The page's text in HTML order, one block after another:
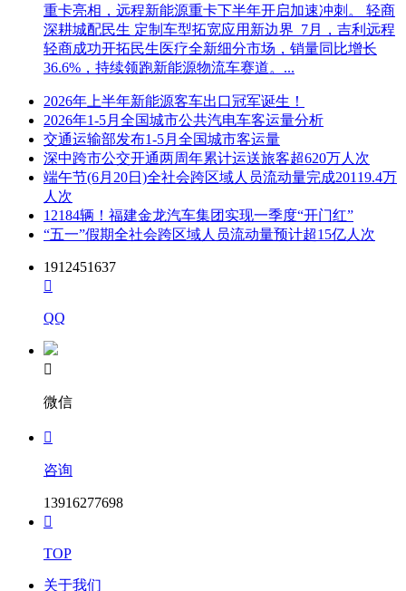
重卡亮相，远程新能源重卡下半年开启加速冲刺。 轻商
深耕城配民生 定制车型拓宽应用新边界 7月，吉利远程
轻商成功开拓民生医疗全新细分市场，销量同比增长
36.6%，持续领跑新能源物流车赛道。...
2026年上半年新能源客车出口冠军诞生！
2026年1-5月全国城市公共汽电车客运量分析
交通运输部发布1-5月全国城市客运量
深中跨市公交开通两周年累计运送旅客超620万人次
端午节(6月20日)全社会跨区域人员流动量完成20119.4万
人次
12184辆！福建金龙汽车集团实现一季度“开门红”
“五一”假期全社会跨区域人员流动量预计超15亿人次
1912451637

QQ

微信

咨询
13916277698

TOP
关于我们